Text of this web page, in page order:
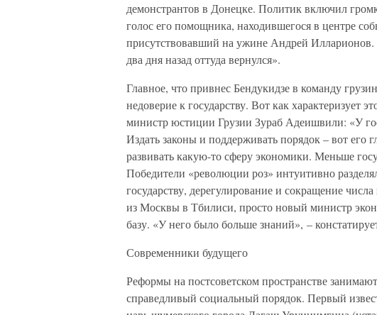
демонстрантов в Донецке. Политик включил
голос его помощника, находившегося в центре
присутствовавший на ужине Андрей Илларионов.
два дня назад оттуда вернулся».
Главное, что привнес Бендукидзе в команду
недоверие к государству. Вот как характеризует
министр юстиции Грузии Зураб Адеишвили: «У
Издать законы и поддерживать порядок – вот его
развивать какую-то сферу экономики. Меньше
Победители «революции роз» интуитивно
государству, дерегулирование и сокращение
из Москвы в Тбилиси, просто новый министр
базу. «У него было больше знаний», –
Современники будущего
Реформы на постсоветском пространстве
справедливый социальный порядок. Первый